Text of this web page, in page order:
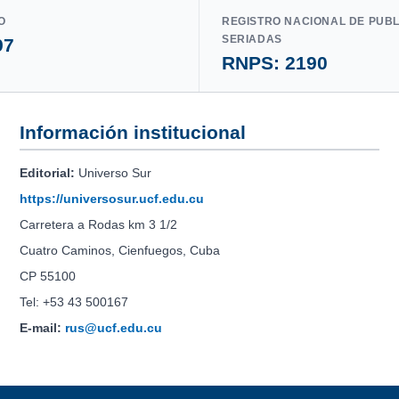
REGISTRO NACIONAL DE
SERIADAS
RNPS: 2190
Información institucional
Editorial: Universo Sur
https://universosur.ucf.edu.cu
Carretera a Rodas km 3 1/2
Cuatro Caminos, Cienfuegos, Cuba
CP 55100
Tel: +53 43 500167
E-mail: rus@ucf.edu.cu